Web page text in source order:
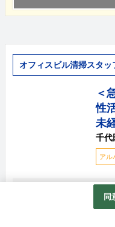
オフィスビル清掃スタッ
＜
性
未
千代
アル
＜この募集について同